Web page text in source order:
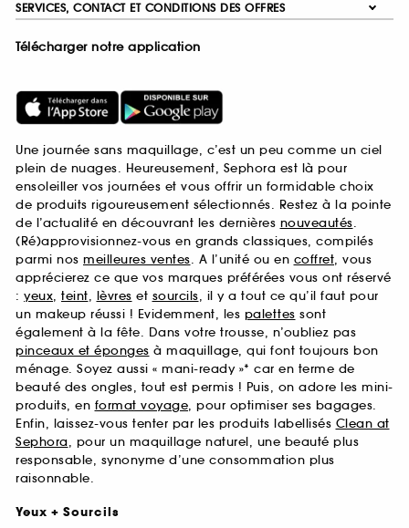
SERVICES, CONTACT ET CONDITIONS DES OFFRES
Télécharger notre application
Une journée sans maquillage, c’est un peu comme un ciel
plein de nuages. Heureusement, Sephora est là pour
ensoleiller vos journées et vous offrir un formidable choix
de produits rigoureusement sélectionnés. Restez à la pointe
de l’actualité en découvrant les dernières nouveautés.
(Ré)approvisionnez-vous en grands classiques, compilés
parmi nos meilleures ventes. A l’unité ou en coffret, vous
apprécierez ce que vos marques préférées vous ont réservé
: yeux, teint, lèvres et sourcils, il y a tout ce qu’il faut pour
un makeup réussi ! Evidemment, les palettes sont
également à la fête. Dans votre trousse, n’oubliez pas
pinceaux et éponges à maquillage, qui font toujours bon
ménage. Soyez aussi « mani-ready »* car en terme de
beauté des ongles, tout est permis ! Puis, on adore les mini-
produits, en format voyage, pour optimiser ses bagages.
Enfin, laissez-vous tenter par les produits labellisés Clean at
Sephora, pour un maquillage naturel, une beauté plus
responsable, synonyme d’une consommation plus
raisonnable.
Yeux + Sourcils